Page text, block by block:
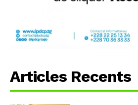
Articles Recents